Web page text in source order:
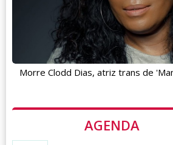
AGENDA
Morre Clodd Dias, atriz trans de